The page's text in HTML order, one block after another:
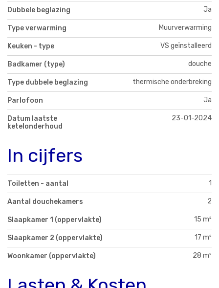
Dubbele beglazing Ja
Type verwarming Muurverwarming
Keuken - type VS geïnstalleerd
Badkamer (type) douche
Type dubbele beglazing thermische onderbreking
Parlofoon Ja
Datum laatste
ketelonderhoud
23-01-2024
In cijfers
Toiletten - aantal 1
Aantal douchekamers 2
Slaapkamer 1 (oppervlakte) 15 m²
Slaapkamer 2 (oppervlakte) 17 m²
Woonkamer (oppervlakte) 28 m²